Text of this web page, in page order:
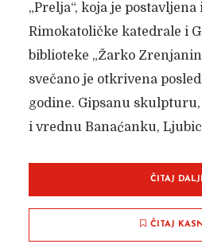
„Prelja“, koja je
Rimokatoličke katedrale i
biblioteke „Žarko
svečano je otkrivena
godine. Gipsanu
i vrednu Banaćanku,
ČITAJ
ČITAJ